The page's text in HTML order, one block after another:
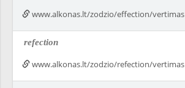
www.alkonas.lt/zodzio/effection/vertimas
refection
www.alkonas.lt/zodzio/refection/vertimas